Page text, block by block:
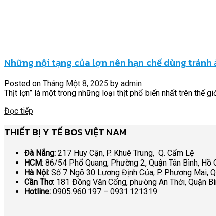
Những nội tạng của lợn nên hạn chế dùng
Posted on Tháng Một 8, 2025 by admin
Thịt lợn” là một trong những loại thịt phổ biến nhất trên thế
Đọc tiếp
THIẾT BỊ Y TẾ BOS VIỆT NAM
Đà Nẵng: 217 Huy Cận, P. Khuê Trung, Q. Cẩm Lệ
HCM: 86/54 Phổ Quang, Phường 2, Quận Tân Bình, Hồ
Hà Nội: Số 7 Ngõ 30 Lương Định Của, P. Phương Mai,
Cần Thơ: 181 Đồng Văn Cống, phường An Thới, Quận
Hotline: 0905.960.197 – 0931.121319